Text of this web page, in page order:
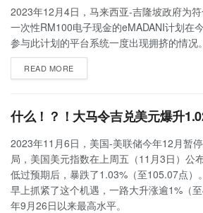
2023年12月4日，马来西亚-吉隆坡政府为
一次性RM100电子现金的eMADANI计划在
参与此计划的平台系统一度出现拥挤的情况。
READ MORE
什么！？！大马令吉兑美元爆升
2023年11月6日，美国-美联储今年12月暂
局，美国美元指数在上周五（11月3日）公
低过预期后，暴跌了1.03%（至105.07点）
早上抓紧了这个机遇，一路大升涨逾1%（
年9月26日以来最高水平。